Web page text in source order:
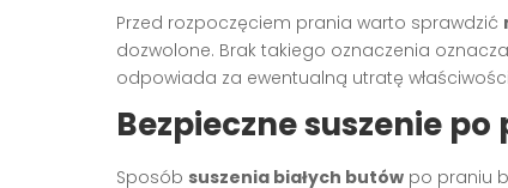
Przed rozpoczęciem prania warto sprawdzić
dozwolone. Brak takiego oznaczenia
odpowiada za ewentualną utratę
Bezpieczne suszenie po
Sposób suszenia białych butów po praniu